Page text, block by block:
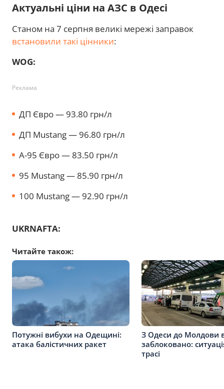
Актуальні ціни на АЗС в Одесі
Станом на 7 серпня великі мережі заправок
встановили такі цінники:
WOG:
Реклама
ДП Євро — 93.80 грн/л
ДП Mustang — 96.80 грн/л
А-95 Євро — 83.50 грн/л
95 Mustang — 85.90 грн/л
100 Mustang — 92.90 грн/л
UKRNAFTA:
Читайте також:
Потужні вибухи на Одещині:
атака балістичних ракет
З Одеси до Молдови
заблоковано:
трасі